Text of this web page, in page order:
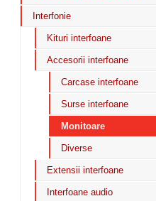
Interfonie
Kituri interfoane
Accesorii interfoane
Carcase interfoane
Surse interfoane
Monitoare
Diverse
Extensii interfoane
Interfoane audio